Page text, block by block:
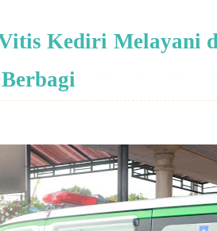
Kediri Melayani